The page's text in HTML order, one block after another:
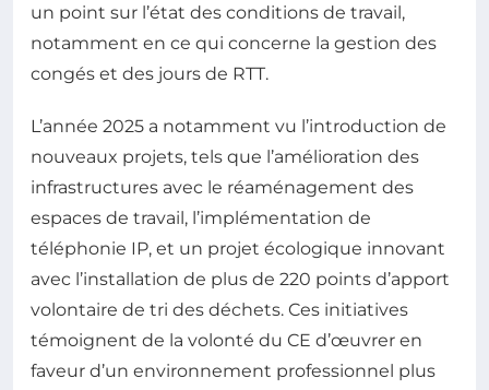
un point sur l’état des conditions de travail,
notamment en ce qui concerne la gestion des
congés et des jours de RTT.
L’année 2025 a notamment vu l’introduction de
nouveaux projets, tels que l’amélioration des
infrastructures avec le réaménagement des
espaces de travail, l’implémentation de
téléphonie IP, et un projet écologique innovant
avec l’installation de plus de 220 points d’apport
volontaire de tri des déchets. Ces initiatives
témoignent de la volonté du CE d’œuvrer en
faveur d’un environnement professionnel plus